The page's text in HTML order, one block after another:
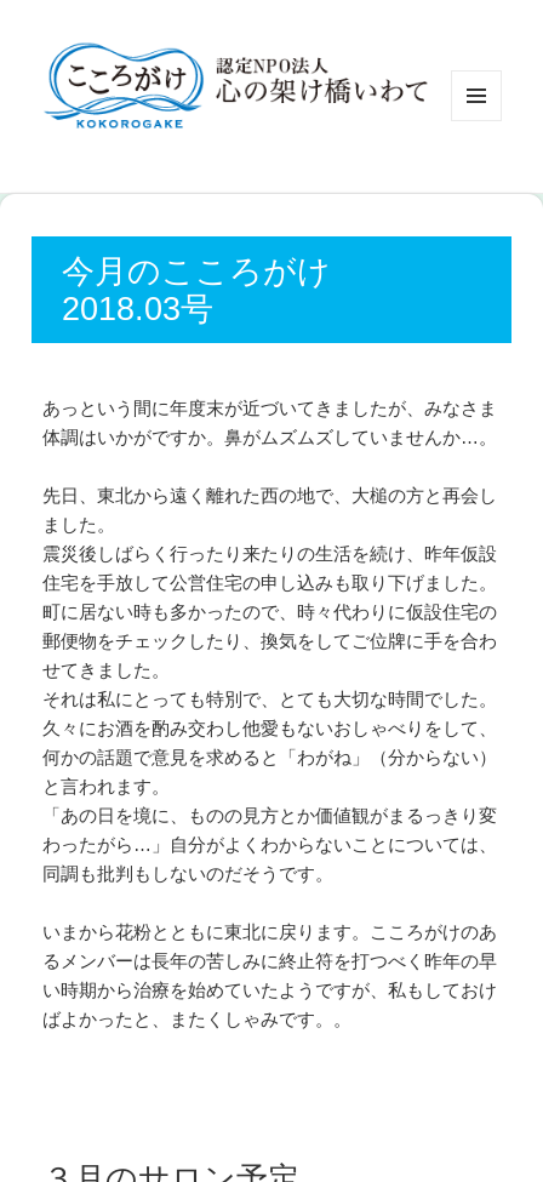
ット
今月のこころがけ
2018.03号
あっという間に年度末が近づいてきましたが、みなさま
体調はいかがですか。鼻がムズムズしていませんか…。
先日、東北から遠く離れた西の地で、大槌の方と再会し
ました。
震災後しばらく行ったり来たりの生活を続け、 昨年仮設
住宅を手放して公営住宅の申し込みも取り下げました。
町に居ない時も多かったので、時々代わりに仮設住宅の
郵便物をチェックしたり、換気をしてご位牌に手を合わ
せてきました。
それは私にとっても特別で、とても大切な時間でした。
久々にお酒を酌み交わし他愛もないおしゃべりをして、
何かの話題で意見を求めると「わがね」（分からない）
と言われます。
「あの日を境に、
ものの見方とか価値観がまるっきり変
わったがら…」
自分がよくわからないことについては、
同調も批判もしないのだそうです。
いまから花粉とともに東北に戻ります。
こころがけのあ
るメンバーは長年の苦しみに終止符を打つべく昨年の早
い時期から治療を始めていたようですが、私もしておけ
ばよかったと、またくしゃみです。。